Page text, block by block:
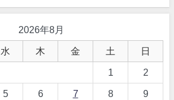
2026年8月
水 木 金 土 日
1 2
5 6 7 8 9